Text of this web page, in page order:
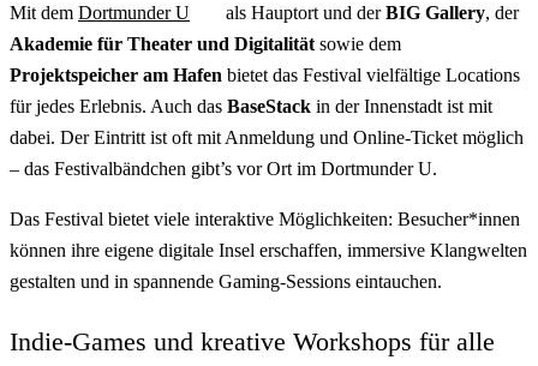
Mit dem Dortmunder U als Hauptort und derBIG Gallery, der
Akademie für Theater und Digitalität sowie dem
Projektspeicher am Hafen bietet das Festival vielfältige Locations
für jedes Erlebnis. Auch das BaseStack in der Innenstadt ist mit
dabei. Der Eintritt ist oft mit Anmeldung und Online-Ticket möglich
– das Festivalbändchen gibt’s vor Ort im Dortmunder U.
Das Festival bietet viele interaktive Möglichkeiten: Besucher*innen
können ihre eigene digitale Insel erschaffen, immersive Klangwelten
gestalten und in spannende Gaming-Sessions eintauchen.
Indie-Games und kreative Workshops für alle